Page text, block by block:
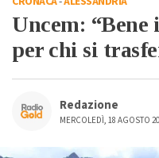
Uncem:
per chi si
Redazione
MERCOLEDÌ, 18 AGOSTO